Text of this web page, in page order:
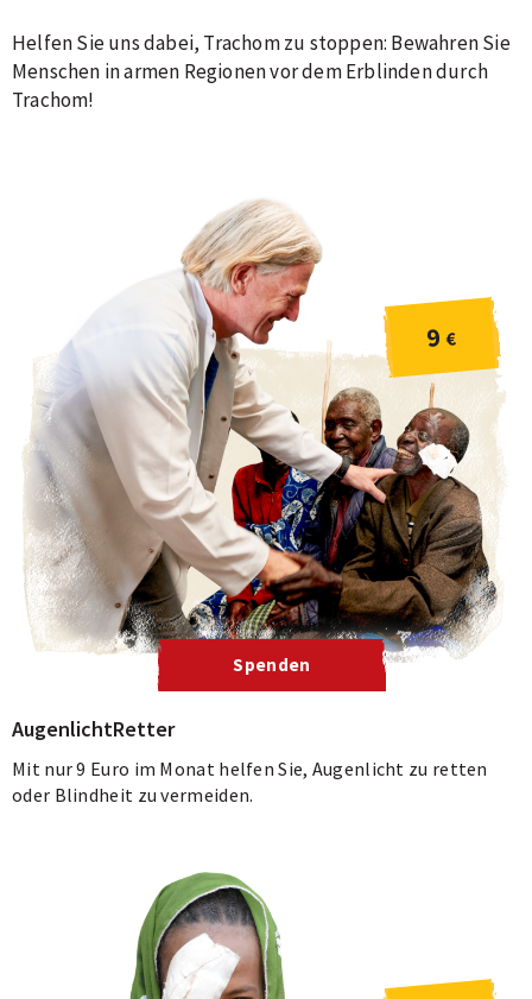
Helfen Sie uns dabei, Trachom zu stoppen: Bewahren Sie
Menschen in armen Regionen vor dem Erblinden durch
Trachom!
9 €
Spenden
AugenlichtRetter
Mit nur 9 Euro im Monat helfen Sie, Augenlicht zu retten
oder Blindheit zu vermeiden.